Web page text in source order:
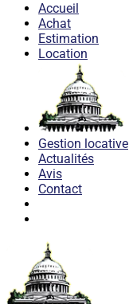
Accueil
Achat
Estimation
Location
Gestion locative
Actualités
Avis
Contact